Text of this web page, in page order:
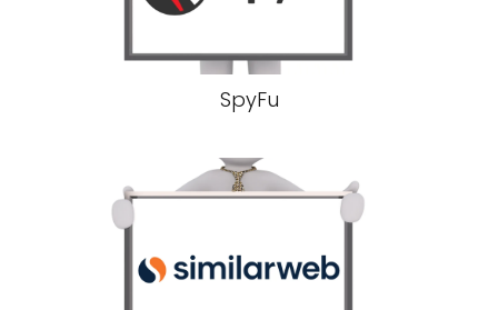
SpyFu